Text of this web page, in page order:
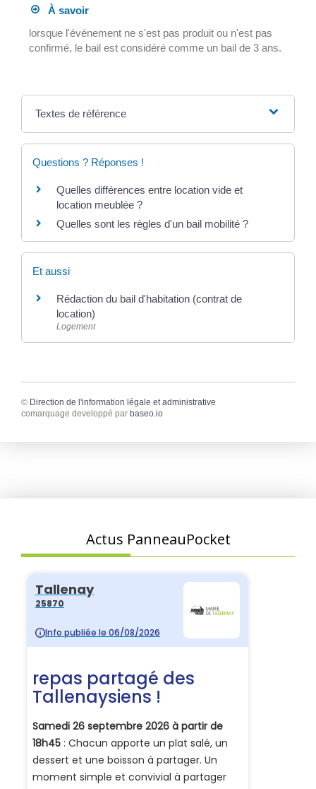
À savoir
lorsque l'événement ne s'est pas produit ou n'est pas
confirmé, le bail est considéré comme un bail de 3 ans.
Textes de référence
Questions ? Réponses !
Quelles différences entre location vide et
location meublée ?
Quelles sont les règles d'un bail mobilité ?
Et aussi
Rédaction du bail d'habitation (contrat de
location)
Logement
© Direction de l'information légale et administrative
comarquage developpé par baseo.io
Actus PanneauPocket